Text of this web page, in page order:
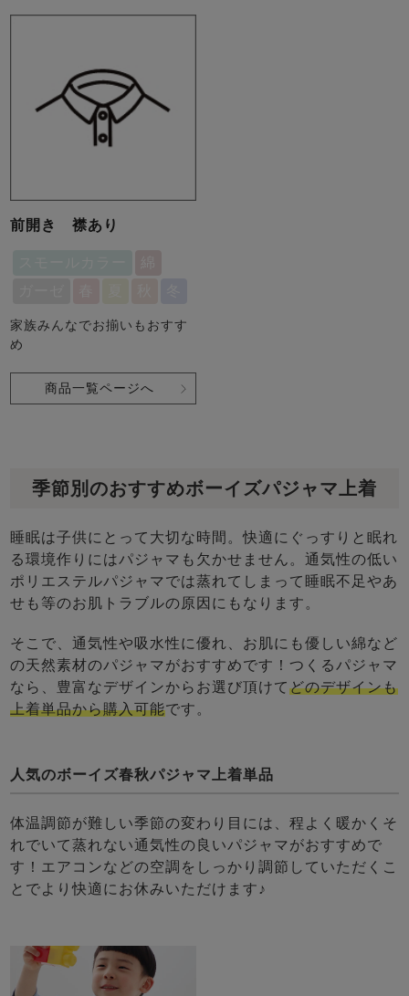
前開き 襟あり
家族みんなでお揃いもおすす
め
商品一覧ページへ
季節別のおすすめボーイズパジャマ上着
睡眠は子供にとって大切な時間。快適にぐっすりと眠れ
る環境作りにはパジャマも欠かせません。通気性の低い
ポリエステルパジャマでは蒸れてしまって睡眠不足やあ
せも等のお肌トラブルの原因にもなります。
そこで、通気性や吸水性に優れ、お肌にも優しい綿など
の天然素材のパジャマがおすすめです！つくるパジャマ
なら、豊富なデザインからお選び頂けてどのデザインも
上着単品から購入可能です。
人気のボーイズ春秋パジャマ上着単品
体温調節が難しい季節の変わり目には、程よく暖かくそ
れでいて蒸れない通気性の良いパジャマがおすすめで
す！エアコンなどの空調をしっかり調節していただくこ
とでより快適にお休みいただけます♪